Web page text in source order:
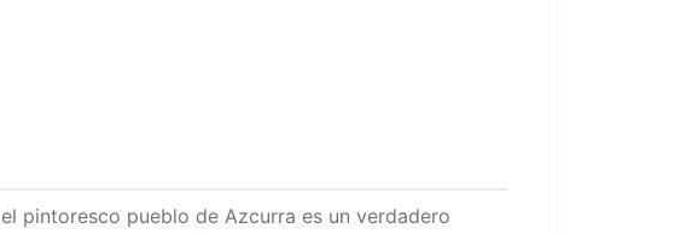
pintoresco pueblo de Azcurra es un verdadero